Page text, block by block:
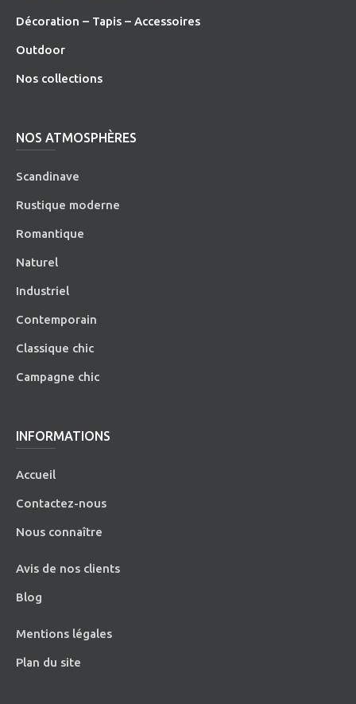
Décoration – Tapis – Accessoires
Outdoor
Nos collections
NOS ATMOSPHÈRES
Scandinave
Rustique moderne
Romantique
Naturel
Industriel
Contemporain
Classique chic
Campagne chic
INFORMATIONS
Accueil
Contactez-nous
Nous connaître
Avis de nos clients
Blog
Mentions légales
Plan du site